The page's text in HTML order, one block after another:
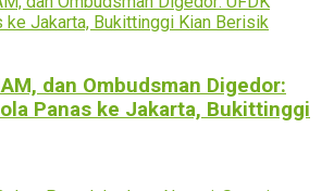
dan Ombudsman Digedor:
Panas ke Jakarta, Bukittinggi